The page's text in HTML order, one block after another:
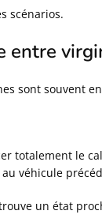
scénarios.
entre
sont souvent
totalement le
véhicule
un état